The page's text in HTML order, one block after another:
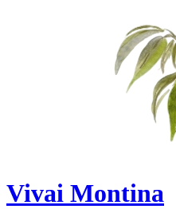
Vivai Montina